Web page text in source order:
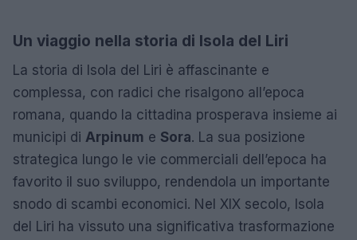
Un viaggio nella storia di Isola del Liri
La storia di Isola del Liri è affascinante e
complessa, con radici che risalgono all’epoca
romana, quando la cittadina prosperava insieme ai
municipi di Arpinum e Sora. La sua posizione
strategica lungo le vie commerciali dell’epoca ha
favorito il suo sviluppo, rendendola un importante
snodo di scambi economici. Nel XIX secolo, Isola
del Liri ha vissuto una significativa trasformazione